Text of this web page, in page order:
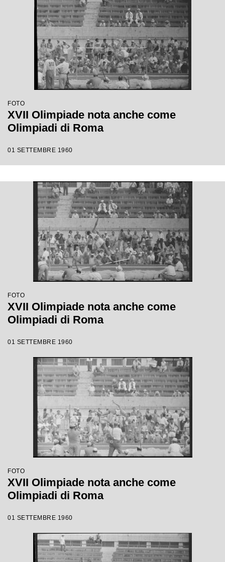
FOTO
XVII Olimpiade nota anche come
Olimpiadi di Roma
01 SETTEMBRE 1960
FOTO
XVII Olimpiade nota anche come
Olimpiadi di Roma
01 SETTEMBRE 1960
FOTO
XVII Olimpiade nota anche come
Olimpiadi di Roma
01 SETTEMBRE 1960